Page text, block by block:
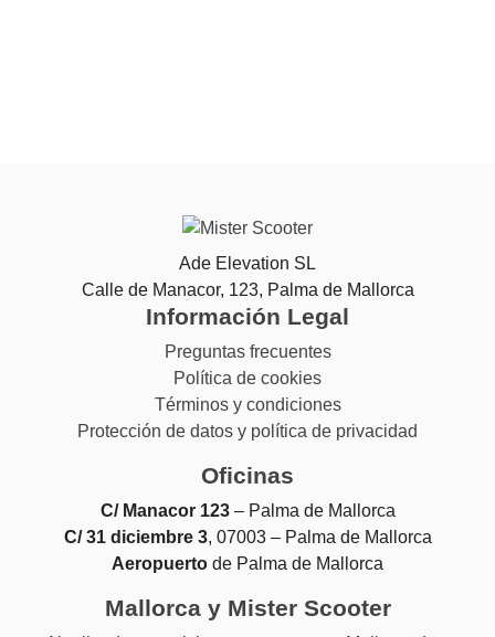
Ade Elevation SL
Calle de Manacor, 123, Palma de Mallorca
Información Legal
Preguntas frecuentes
Política de cookies
Términos y condiciones
Protección de datos y política de privacidad
Oficinas
C/ Manacor 123– Palma de Mallorca
C/ 31 diciembre 3, 07003 – Palma de Mallorca
Aeropuerto de Palma de Mallorca
Mallorca y Mister Scooter